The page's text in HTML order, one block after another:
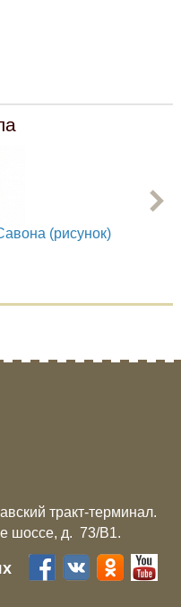
(рисунок)
тракт-терминал.
шоссе, д. 73/B1.